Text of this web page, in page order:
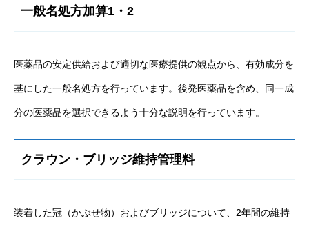
一般名処方加算1・2
医薬品の安定供給および適切な医療提供の観点から、有効成分を
基にした一般名処方を行っています。後発医薬品を含め、同一成
分の医薬品を選択できるよう十分な説明を行っています。
クラウン・ブリッジ維持管理料
装着した冠（かぶせ物）およびブリッジについて、2年間の維持